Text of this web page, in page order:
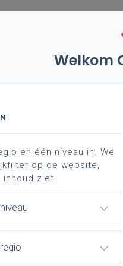
vakken en
Basisinformatie
Welkom
en één niveau in. We
op de website,
ziet.